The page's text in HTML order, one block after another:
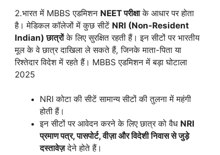
2.भारत में MBBS एडमिशन NEET परीक्षाके आधार पर होता
है। मेडिकल कॉलेजों में कुछ सीटें NRI (Non-Resident
Indian) छात्रोंके लिए सुरक्षित रहती हैं। इन सीटों पर भारतीय
मूल के वे छात्र दाखिला ले सकते हैं, जिनके माता-पिता या
रिश्तेदार विदेश में रहते हैं। MBBS एडमिशन में बड़ा घोटाला
2025
NRI कोटा की सीटें सामान्य सीटों की तुलना में महंगी
होती हैं।
इन सीटों पर आवेदन करने के लिए छात्र को वैध NRI
प्रमाण पत्र, पासपोर्ट, वीज़ा और विदेशी निवास से जुड़े
दस्तावेज़देने होते हैं।